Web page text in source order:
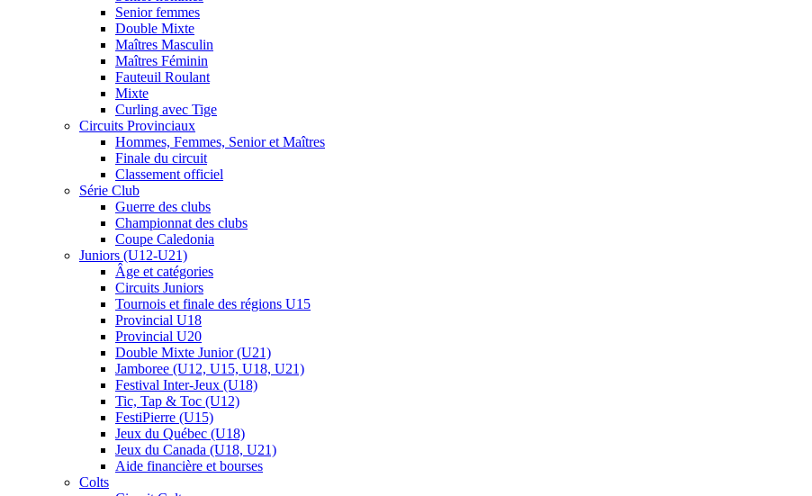
Senior femmes
Double Mixte
Maîtres Masculin
Maîtres Féminin
Fauteuil Roulant
Mixte
Curling avec Tige
Circuits Provinciaux
Hommes, Femmes, Senior et Maîtres
Finale du circuit
Classement officiel
Série Club
Guerre des clubs
Championnat des clubs
Coupe Caledonia
Juniors (U12-U21)
Âge et catégories
Circuits Juniors
Tournois et finale des régions U15
Provincial U18
Provincial U20
Double Mixte Junior (U21)
Jamboree (U12, U15, U18, U21)
Festival Inter-Jeux (U18)
Tic, Tap & Toc (U12)
FestiPierre (U15)
Jeux du Québec (U18)
Jeux du Canada (U18, U21)
Aide financière et bourses
Colts